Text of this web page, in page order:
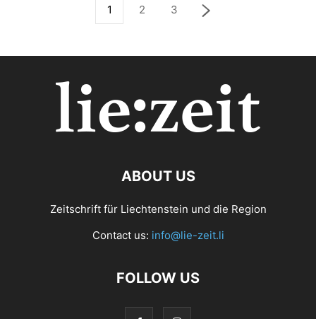
1 2 3
ABOUT US
Zeitschrift für Liechtenstein und die Region
Contact us: info@lie-zeit.li
FOLLOW US